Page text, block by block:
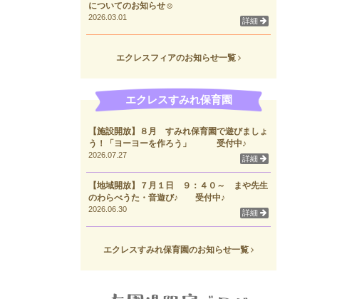
についてのお知らせ☺
2026.03.01 詳細
エクレスフィアのお知らせ一覧
エクレスすみれ保育園
【施設開放】８月 すみれ保育園で遊びましょ
う！「ヨーヨーを作ろう」 受付中♪
2026.07.27 詳細
【地域開放】７月１日 ９：４０～ まや先生
のわらべうた・音遊び♪ 受付中♪
2026.06.30 詳細
エクレスすみれ保育園のお知らせ一覧